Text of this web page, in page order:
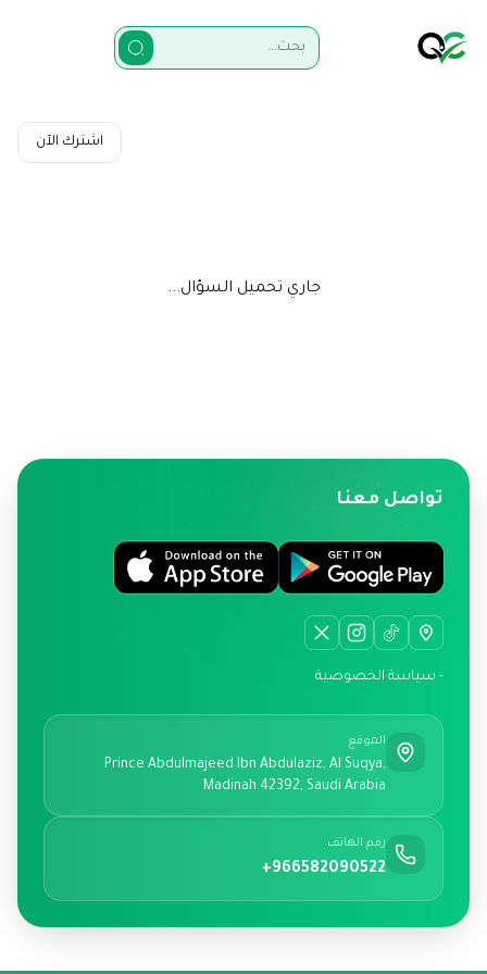
اشترك الآن
جاري تحميل السؤال...
تواصل معنا
- سياسة الخصوصية
الموقع
Prince Abdulmajeed Ibn Abdulaziz, Al Suqya,
Madinah 42392, Saudi Arabia
رقم الهاتف
+966582090522